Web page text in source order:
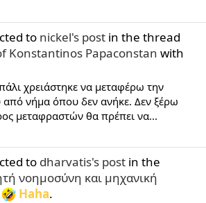
to nickel's post in the thread
Konstantinos Papaconstan with
χρειάστηκε να μεταφέρω την
νήμα όπου δεν ανήκε. Δεν ξέρω
μεταφραστών θα πρέπει να...
to dharvatis's post in the
νοημοσύνη και μηχανική
Haha.